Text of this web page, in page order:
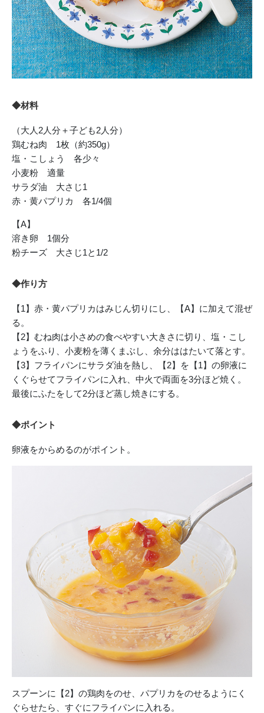
◆材料
（大人2人分＋子ども2人分）
鶏むね肉 1枚（約350g）
塩・こしょう 各少々
小麦粉 適量
サラダ油 大さじ1
赤・黄パプリカ 各1/4個
【A】
溶き卵 1個分
粉チーズ 大さじ1と1/2
◆作り方
【1】赤・黄パプリカはみじん切りにし、【A】に加えて混ぜ
る。
【2】むね肉は小さめの食べやすい大きさに切り、塩・こし
ょうをふり、小麦粉を薄くまぶし、余分ははたいて落とす。
【3】フライパンにサラダ油を熱し、【2】を【1】の卵液に
くぐらせてフライパンに入れ、中火で両面を3分ほど焼く。
最後にふたをして2分ほど蒸し焼きにする。
◆ポイント
卵液をからめるのがポイント。
スプーンに【2】の鶏肉をのせ、パプリカをのせるようにく
ぐらせたら、すぐにフライパンに入れる。